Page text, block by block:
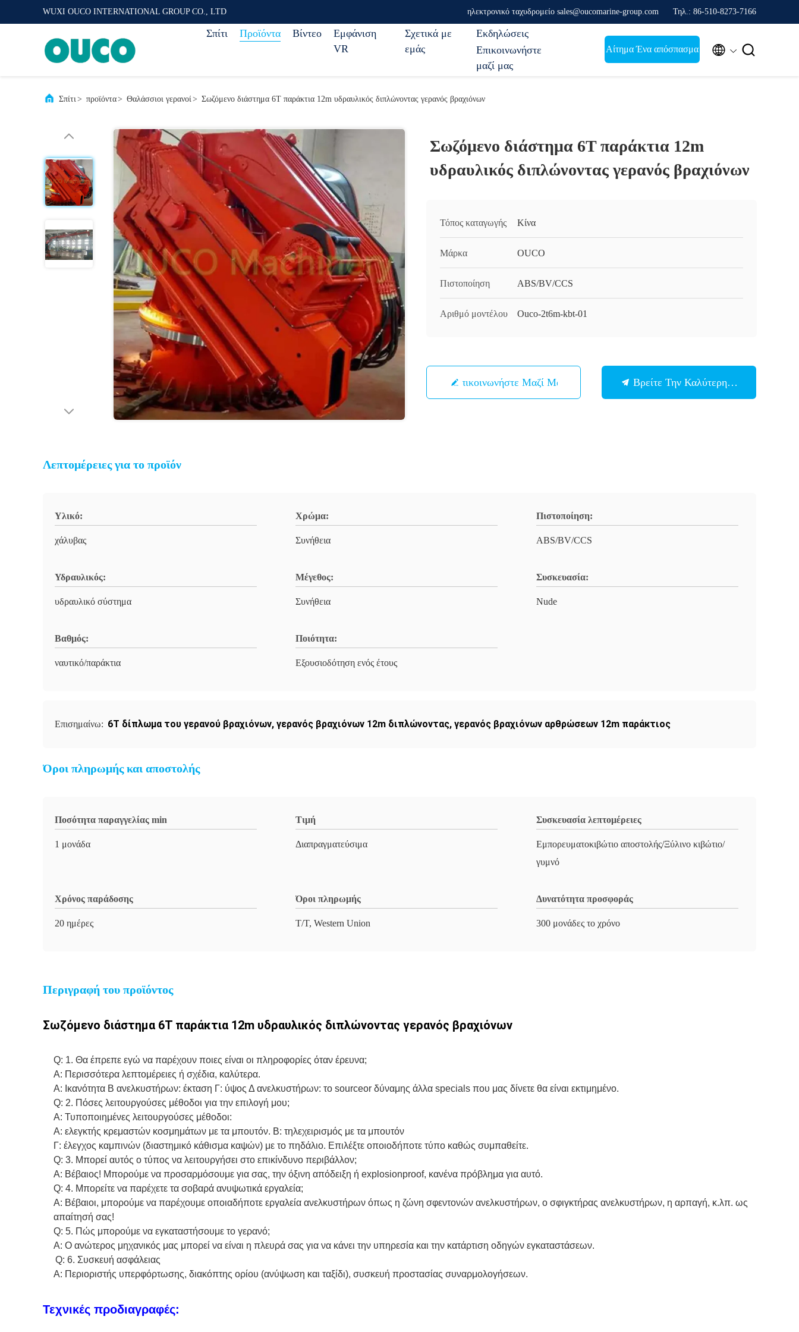
WUXI OUCO INTERNATIONAL GROUP CO., LTD ηλεκτρονικό ταχυδρομείο sales@oucomarine-group.com Τηλ.: 86-510-8273-7166
Σπίτι Προϊόντα Βίντεο
Εμφάνιση
VR
Σχετικά με
εμάς
Εκδηλώσεις
Επικοινωνήστε
μαζί μας
Αίτημα Ένα απόσπασμα  
Σπίτι> προϊόντα> Θαλάσσιοι γερανοί> Σωζόμενο διάστημα 6T παράκτια 12m υδραυλικός διπλώνοντας γερανός βραχιόνων
Σωζόμενο διάστημα 6T παράκτια 12m
υδραυλικός διπλώνοντας γερανός βραχιόνων
Τόπος καταγωγής Κίνα
Μάρκα OUCO
Πιστοποίηση ABS/BV/CCS
Αριθμό μοντέλου Ouco-2t6m-kbt-01
Επικοινωνήστε Μαζί Μας Βρείτε Την Καλύτερη Τιμή
Λεπτομέρειες για το προϊόν
Υλικό:
χάλυβας
Χρώμα:
Συνήθεια
Πιστοποίηση:
ABS/BV/CCS
Υδραυλικός:
υδραυλικό σύστημα
Μέγεθος:
Συνήθεια
Συσκευασία:
Nude
Βαθμός:
ναυτικό/παράκτια
Ποιότητα:
Εξουσιοδότηση ενός έτους
Επισημαίνω: 6T δίπλωμα του γερανού βραχιόνων, γερανός βραχιόνων 12m διπλώνοντας, γερανός βραχιόνων αρθρώσεων 12m παράκτιος
Όροι πληρωμής και αποστολής
Ποσότητα παραγγελίας min
1 μονάδα
Τιμή
Διαπραγματεύσιμα
Συσκευασία λεπτομέρειες
Εμπορευματοκιβώτιο αποστολής/Ξύλινο κιβώτιο/
γυμνό
Χρόνος παράδοσης
20 ημέρες
Όροι πληρωμής
T/T, Western Union
Δυνατότητα προσφοράς
300 μονάδες το χρόνο
Περιγραφή του προϊόντος
Σωζόμενο διάστημα 6T παράκτια 12m υδραυλικός διπλώνοντας γερανός βραχιόνων
Q: 1. Θα έπρεπε εγώ να παρέχουν ποιες είναι οι πληροφορίες όταν έρευνα;
Α: Περισσότερα λεπτομέρειες ή σχέδια, καλύτερα.
Α: Ικανότητα Β ανελκυστήρων: έκταση Γ: ύψος Δ ανελκυστήρων: το sourceor δύναμης άλλα specials που μας δίνετε θα είναι εκτιμημένο.
Q: 2. Πόσες λειτουργούσες μέθοδοι για την επιλογή μου;
Α: Τυποποιημένες λειτουργούσες μέθοδοι:
Α: ελεγκτής κρεμαστών κοσμημάτων με τα μπουτόν. Β: τηλεχειρισμός με τα μπουτόν
Γ: έλεγχος καμπινών (διαστημικό κάθισμα καψών) με το πηδάλιο. Επιλέξτε οποιοδήποτε τύπο καθώς συμπαθείτε.
Q: 3. Μπορεί αυτός ο τύπος να λειτουργήσει στο επικίνδυνο περιβάλλον;
Α: Βέβαιος! Μπορούμε να προσαρμόσουμε για σας, την όξινη απόδειξη ή explosionproof, κανένα πρόβλημα για αυτό.
Q: 4. Μπορείτε να παρέχετε τα σοβαρά ανυψωτικά εργαλεία;
Α: Βέβαιοι, μπορούμε να παρέχουμε οποιαδήποτε εργαλεία ανελκυστήρων όπως η ζώνη σφεντονών ανελκυστήρων, ο σφιγκτήρας ανελκυστήρων, η αρπαγή, κ.λπ. ως
απαίτησή σας!
Q: 5. Πώς μπορούμε να εγκαταστήσουμε το γερανό;
Α: Ο ανώτερος μηχανικός μας μπορεί να είναι η πλευρά σας για να κάνει την υπηρεσία και την κατάρτιση οδηγών εγκαταστάσεων.
Q: 6. Συσκευή ασφάλειας
Α: Περιοριστής υπερφόρτωσης, διακόπτης ορίου (ανύψωση και ταξίδι), συσκευή προστασίας συναρμολογήσεων.
Τεχνικές προδιαγραφές: